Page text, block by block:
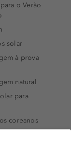
o Verão
solar
à prova
natural
para
coreanos